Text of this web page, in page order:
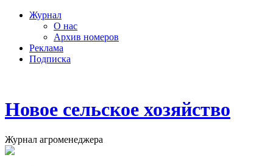
Журнал
О нас
Архив номеров
Реклама
Подписка
Новое сельское хозяйство
Журнал агроменеджера